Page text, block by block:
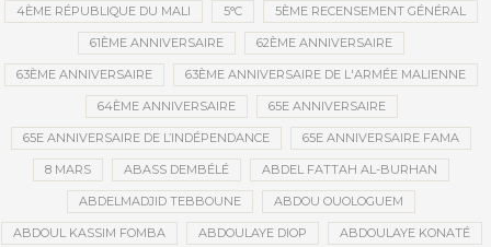
4ÈME RÉPUBLIQUE DU MALI 5°C 5ÈME RECENSEMENT GÉNÉRAL
61ÈME ANNIVERSAIRE 62ÈME ANNIVERSAIRE
63ÈME ANNIVERSAIRE 63ÈME ANNIVERSAIRE DE L'ARMÉE MALIENNE
64ÈME ANNIVERSAIRE 65E ANNIVERSAIRE
65E ANNIVERSAIRE DE L’INDÉPENDANCE 65E ANNIVERSAIRE FAMA
8 MARS ABASS DEMBÉLÉ ABDEL FATTAH AL-BURHAN
ABDELMADJID TEBBOUNE ABDOU OUOLOGUEM
ABDOUL KASSIM FOMBA ABDOULAYE DIOP ABDOULAYE KONATÉ